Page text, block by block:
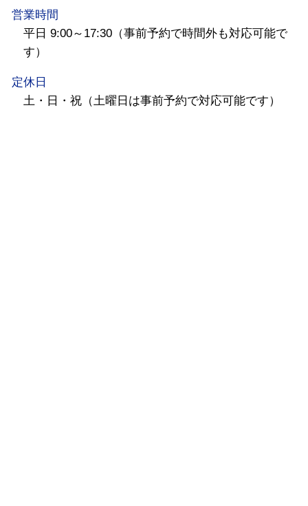
営業時間
平日 9:00～17:30（事前予約で時間外も対応可能で
す）
定休日
土・日・祝（土曜日は事前予約で対応可能です）